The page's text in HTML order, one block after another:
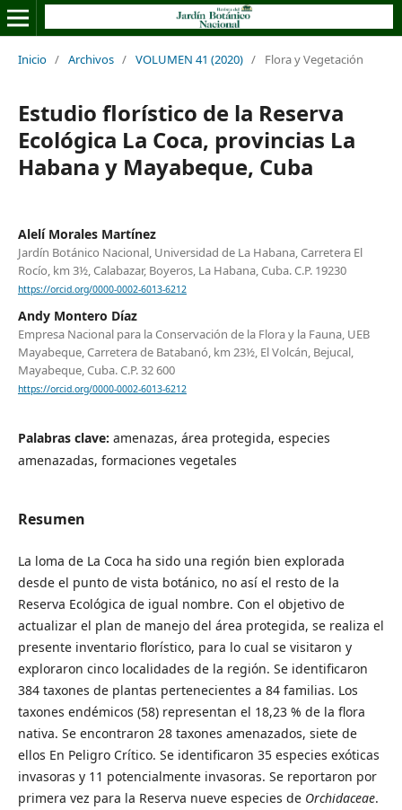
Inicio / Archivos / VOLUMEN 41 (2020) / Flora y Vegetación
Estudio florístico de la Reserva
Ecológica La Coca, provincias La
Habana y Mayabeque, Cuba
Alelí Morales Martínez
Jardín Botánico Nacional, Universidad de La Habana, Carretera El
Rocío, km 3½, Calabazar, Boyeros, La Habana, Cuba. C.P. 19230
https://orcid.org/0000-0002-6013-6212
Andy Montero Díaz
Empresa Nacional para la Conservación de la Flora y la Fauna, UEB
Mayabeque, Carretera de Batabanó, km 23½, El Volcán, Bejucal,
Mayabeque, Cuba. C.P. 32 600
https://orcid.org/0000-0002-6013-6212
Palabras clave: amenazas, área protegida, especies
amenazadas, formaciones vegetales
Resumen
La loma de La Coca ha sido una región bien explorada
desde el punto de vista botánico, no así el resto de la
Reserva Ecológica de igual nombre. Con el objetivo de
actualizar el plan de manejo del área protegida, se realiza el
presente inventario florístico, para lo cual se visitaron y
exploraron cinco localidades de la región. Se identificaron
384 taxones de plantas pertenecientes a 84 familias. Los
taxones endémicos (58) representan el 18,23 % de la flora
nativa. Se encontraron 28 taxones amenazados, siete de
ellos En Peligro Crítico. Se identificaron 35 especies exóticas
invasoras y 11 potencialmente invasoras. Se reportaron por
primera vez para la Reserva nueve especies de Orchidaceae.